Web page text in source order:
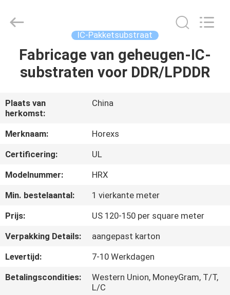
HUIS
ONGEVEER
ONS
FABRIEKSREIS
KWALITEITSCONTROLE
CONTACTEER
ONS
NIEUWS
Co.,Ltd..
IC-Pakketsubstraat
Fabricage van geheugen-IC-
substraten voor DDR/LPDDR
Plaats van
herkomst:
China
Merknaam:
Horexs
Certificering:
UL
Modelnummer:
HRX
Min. bestelaantal:
1 vierkante meter
Prijs:
US 120-150 per square meter
Verpakking Details:
aangepast karton
Levertijd:
7-10 Werkdagen
Betalingscondities:
Western Union, MoneyGram, T/T,
L/C